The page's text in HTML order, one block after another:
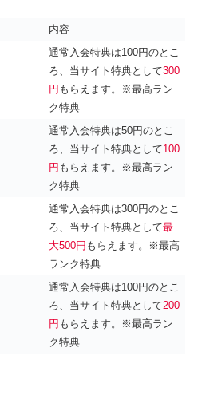
内容
通常入会特典は100円のとこ
ろ、当サイト特典として300
円 もらえます。※最高ラン
ク特典
通常入会特典は50円のとこ
ろ、当サイト特典として100
円 もらえます。※最高ラン
ク特典
通常入会特典は300円のとこ
ろ、当サイト特典として最
大500円 もらえます。※最高
ランク特典
通常入会特典は100円のとこ
ろ、当サイト特典として200
円 もらえます。※最高ラン
ク特典